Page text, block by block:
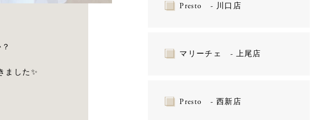
ました✨
Presto - 川口店
マリーチェ - 上尾店
Presto - 西新店